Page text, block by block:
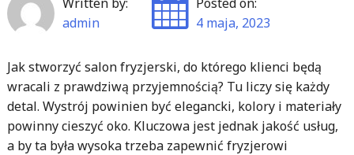
admin
4 maja, 2023
Jak stworzyć salon fryzjerski, do którego klienci będą
wracali z prawdziwą przyjemnością? Tu liczy się każdy
detal. Wystrój powinien być elegancki, kolory i materiały
powinny cieszyć oko. Kluczowa jest jednak jakość usług,
a by ta była wysoka trzeba zapewnić fryzjerowi